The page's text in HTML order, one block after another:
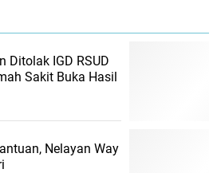
Ditolak IGD RSUD
Sakit Buka Hasil
Nelayan Way